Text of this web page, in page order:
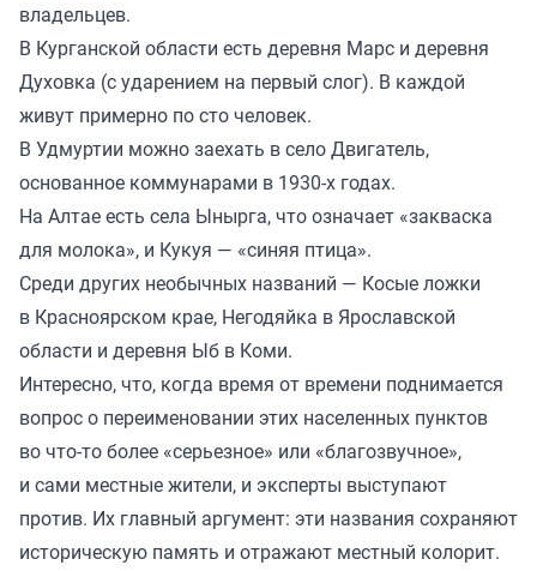
владельцев.
В Курганской области есть деревня Марс и деревня
Духовка (с ударением на первый слог). В каждой
живут примерно по сто человек.
В Удмуртии можно заехать в село Двигатель,
основанное коммунарами в 1930-х годах.
На Алтае есть села Ынырга, что означает «закваска
для молока», и Кукуя — «синяя птица».
Среди других необычных названий — Косые ложки
в Красноярском крае, Негодяйка в Ярославской
области и деревня Ыб в Коми.
Интересно, что, когда время от времени поднимается
вопрос о переименовании этих населенных пунктов
во что-то более «серьезное» или «благозвучное»,
и сами местные жители, и эксперты выступают
против. Их главный аргумент: эти названия сохраняют
историческую память и отражают местный колорит.